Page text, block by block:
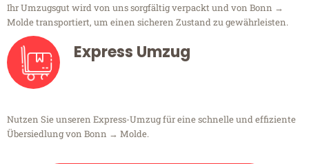
Ihr Umzugsgut wird von uns sorgfältig verpackt und von Bonn →
Molde transportiert, um einen sicheren Zustand zu gewährleisten.
Express Umzug
Nutzen Sie unseren Express-Umzug für eine schnelle und effiziente
Übersiedlung von Bonn → Molde.